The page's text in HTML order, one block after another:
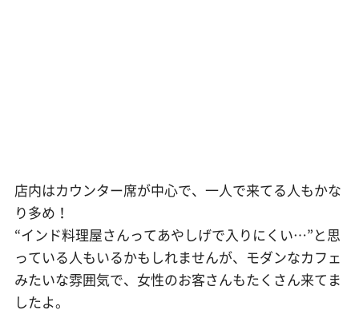
店内はカウンター席が中心で、一人で来てる人もかな
り多め！
“インド料理屋さんってあやしげで入りにくい…”と思
っている人もいるかもしれませんが、モダンなカフェ
みたいな雰囲気で、女性のお客さんもたくさん来てま
したよ。